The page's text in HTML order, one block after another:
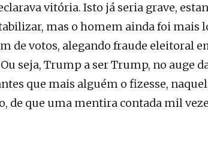
vitória. Isto já seria grave,
mas o homem ainda foi mais
de votos, alegando fraude eleitoral
seja, Trump a ser Trump, no auge
que mais alguém o fizesse,
de que uma mentira contada mil